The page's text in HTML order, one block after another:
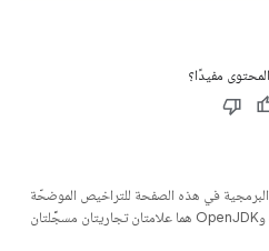
مفيدًا؟
في هذه الصفحة للتراخيص الموضحّة
. إنّ Java وOpenJDK هما علامتان تجاريتان مسجَّلتان